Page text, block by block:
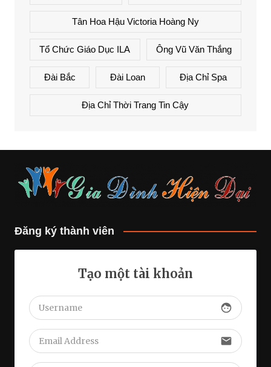
Tân Hoa Hậu Victoria Hoàng Ny
Tổ Chức Giáo Dục ILA Ông Vũ Văn Thắng
Đài Bắc Đài Loan Địa Chỉ Spa
Địa Chỉ Thời Trang Tin Cậy
Đăng ký thành viên
Tạo một tài khoản
face
email